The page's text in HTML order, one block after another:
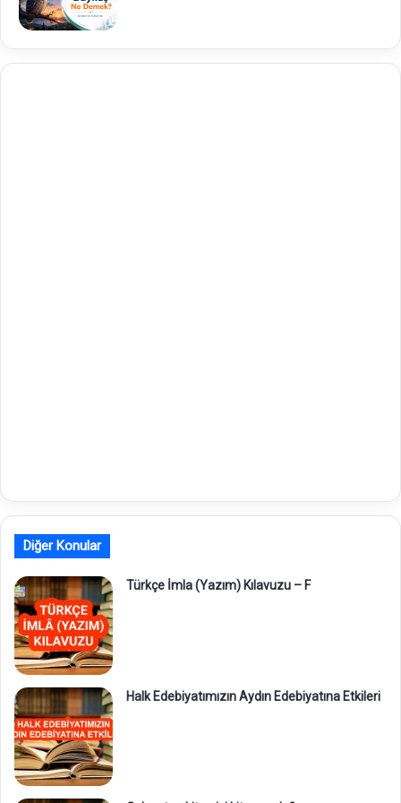
Diğer Konular
Türkçe İmla (Yazım) Kılavuzu – F
Halk Edebiyatımızın Aydın Edebiyatına Etkileri